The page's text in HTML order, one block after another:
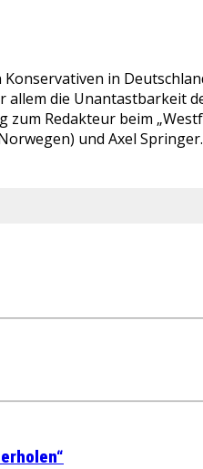
in
die
Redakteur beim
und Axel